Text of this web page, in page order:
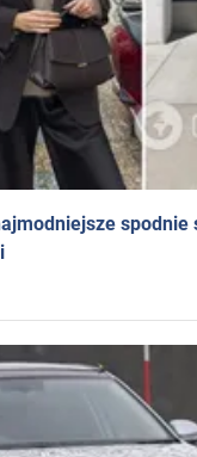
spodnie